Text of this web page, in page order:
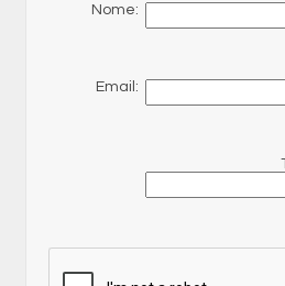
Nome:
Email: